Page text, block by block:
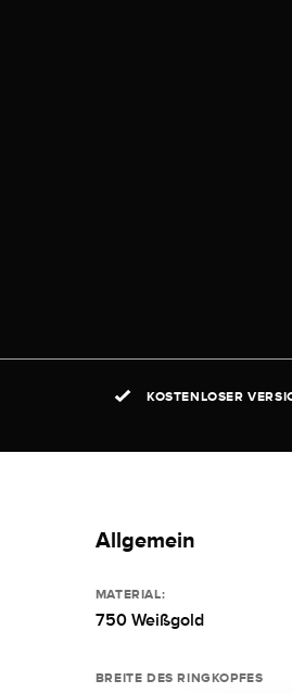
KOSTENLOSER
Allgemein
MATERIAL:
750 Weißgold
BREITE DES RINGKOPFES